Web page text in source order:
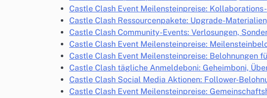
Castle Clash Event Meilensteinpreise:
Castle Clash Ressourcenpakete: Upgrade-
Castle Clash Community-Events: Verlosungen,
Castle Clash Event Meilensteinpreise:
Castle Clash Event Meilensteinpreise: Belohnungen
Castle Clash tägliche Anmeldeboni: Geheimboni,
Castle Clash Social Media Aktionen: Follower-
Castle Clash Event Meilensteinpreise: